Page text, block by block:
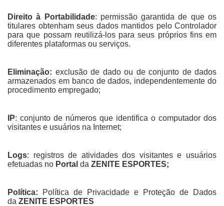
Direito à Portabilidade: permissão garantida de que os
titulares obtenham seus dados mantidos pelo Controlador
para que possam reutilizá-los para seus próprios fins em
diferentes plataformas ou serviços.
Eliminação: exclusão de dado ou de conjunto de dados
armazenados em banco de dados, independentemente do
procedimento empregado;
IP: conjunto de números que identifica o computador dos
visitantes e usuários na Internet;
Logs: registros de atividades dos visitantes e usuários
efetuadas no Portal da ZENITE ESPORTES;
Política: Política de Privacidade e Proteção de Dados
da ZENITE ESPORTES